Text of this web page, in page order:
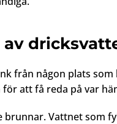
från någon plats
att få reda på var
Vattnet som